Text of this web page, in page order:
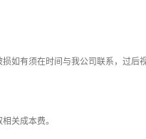
如有须在时间与我公司联系，过后
关成本费。